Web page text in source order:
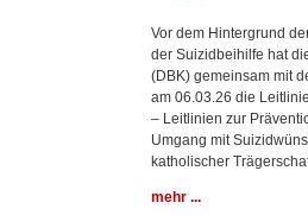
Vor dem Hintergrund
der Suizidbeihilfe hat
(DBK) gemeinsam mit
am 06.03.26 die
– Leitlinien zur
Umgang mit
katholischer
mehr ...